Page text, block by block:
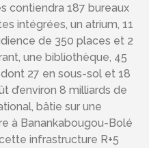
contiendra 187 bureaux
intégrées, un atrium, 11
de 350 places et 2
une bibliothèque, 45
27 en sous-sol et 18
d’environ 8 milliards de
bâtie sur une
à Banankabougou-Bolé
infrastructure R+5